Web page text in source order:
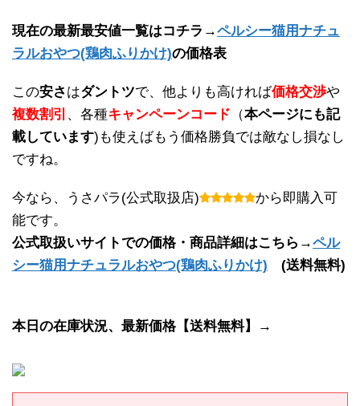
現在の最新最安値一覧はコチラ→ペルシー猫用ナチュ
ラルおやつ(鶏肉ふりかけ)の価格表
この安さはダントツで、他よりも高ければ価格交渉や
複数割引 、各種キャンペーンコード （本ページにも記
載しています)も使えばもう価格勝負では敵なし損なし
ですね。
今なら、うさパラ(公式取扱店)
から即購入可
能です。
公式取扱いサイトでの価格・商品詳細はこちら→ペル
シー猫用ナチュラルおやつ(鶏肉ふりかけ) (送料無料)
本日の在庫状況、最新価格【送料無料】→